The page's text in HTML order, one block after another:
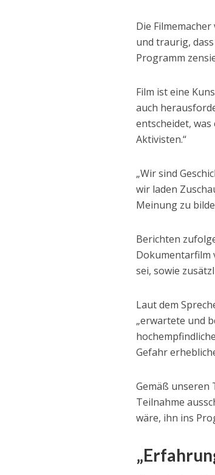
Die Filmemacher
und traurig,
Programm
Film ist eine
auch
entscheidet,
Aktivisten.“
„Wir sind
wir laden
Meinung zu
Berichten
Dokumentarfilm
sei, sowie
Laut dem
„erwartete und
Gefahr
Gemäß unseren
Teilnahme
wäre, ihn ins